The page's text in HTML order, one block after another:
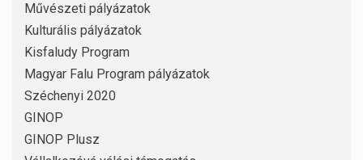
Művészeti pályázatok
Kulturális pályázatok
Kisfaludy Program
Magyar Falu Program pályázatok
Széchenyi 2020
GINOP
GINOP Plusz